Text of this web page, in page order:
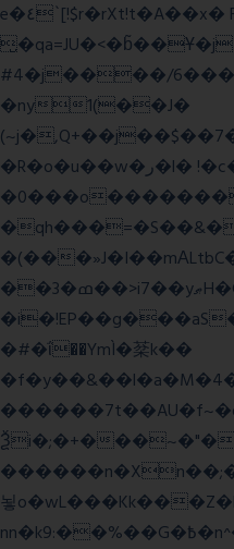
e�٤`[!$r�rXt!t�A��x� F�!
#4�j����/
�ny1(��J�
�R�o�u��w�ر�l� !�c� �
�(��
��3�ߘ��>i7��yޠH�G�ٳN�=�<�$]
�#�ΐ��YmÌ�棻k��
������7t�
Ѯi�;�+�
뇧
nn�k9:��%��G�߿�n^�;R�<����6���~